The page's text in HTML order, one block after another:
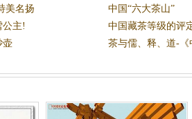
发
美名扬
中国“六大茶山”
公主!
中国藏茶等级的评
壶
茶与儒、释、道-